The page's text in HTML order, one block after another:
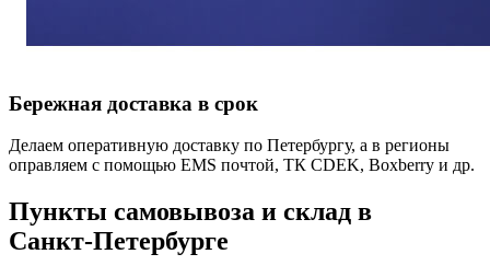
Бережная доставка в срок
Делаем оперативную доставку по Петербургу, а в регионы
оправляем с помощью EMS почтой, ТК CDEK, Boxberry и др.
Пункты самовывоза и склад в
Санкт‑Петербурге